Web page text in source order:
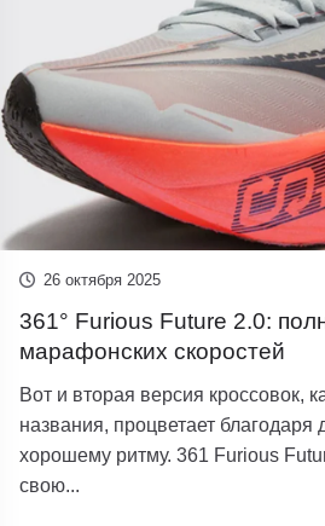
26 октября 2025
361° Furious Future 2.0:
марафонских скоростей
Вот и вторая версия кроссовок,
названия, процветает
хорошему ритму. 361 Furious
свою...